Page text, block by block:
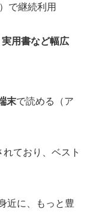
で継続利用
用書など幅広
末で読める（ア
ており、ベスト
近に、もっと豊